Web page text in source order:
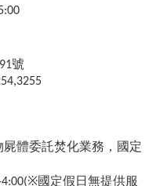
號
屍體委託焚化業務，國定
4:00(※國定假日無提供服